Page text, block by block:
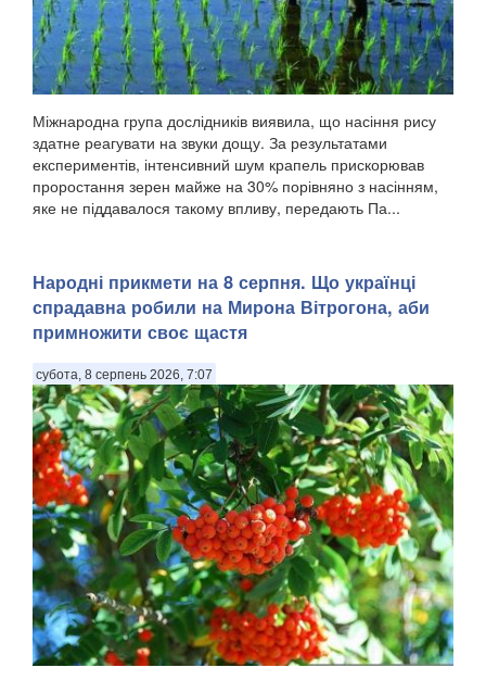
Міжнародна група дослідників виявила, що насіння рису
здатне реагувати на звуки дощу. За результатами
експериментів, інтенсивний шум крапель прискорював
проростання зерен майже на 30% порівняно з насінням,
яке не піддавалося такому впливу, передають Па...
Народні прикмети на 8 серпня. Що українці
спрадавна робили на Мирона Вітрогона, аби
примножити своє щастя
субота, 8 серпень 2026, 7:07